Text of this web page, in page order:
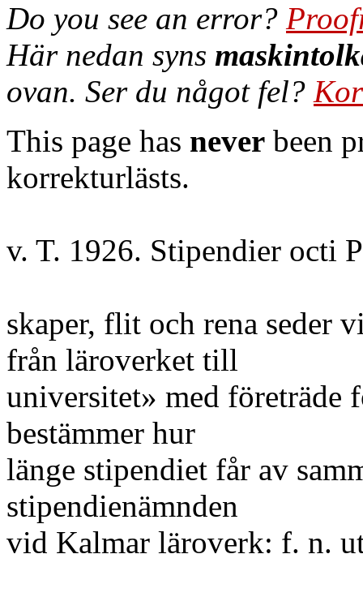
Do you see an error?
Här nedan syns
ovan. Ser du något fel?
This page has never been
korrekturlästs.
v. T. 1926. Stipendier octi
skaper, flit och rena seder
från läroverket till
universitet» med företräde
bestämmer hur
länge stipendiet får av
stipendienämnden
vid Kalmar läroverk: f. n.